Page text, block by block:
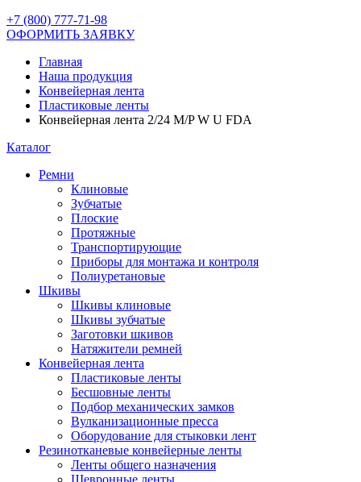
+7 (800) 777-71-98
ОФОРМИТЬ ЗАЯВКУ
Главная
Наша продукция
Конвейерная лента
Пластиковые ленты
Конвейерная лента 2/24 M/P W U FDA
Каталог
Ремни
Клиновые
Зубчатые
Плоские
Протяжные
Транспортирующие
Приборы для монтажа и контроля
Полиуретановые
Шкивы
Шкивы клиновые
Шкивы зубчатые
Заготовки шкивов
Натяжители ремней
Конвейерная лента
Пластиковые ленты
Бесшовные ленты
Подбор механических замков
Вулканизационные пресса
Оборудование для стыковки лент
Резинотканевые конвейерные ленты
Ленты общего назначения
Шевронные ленты